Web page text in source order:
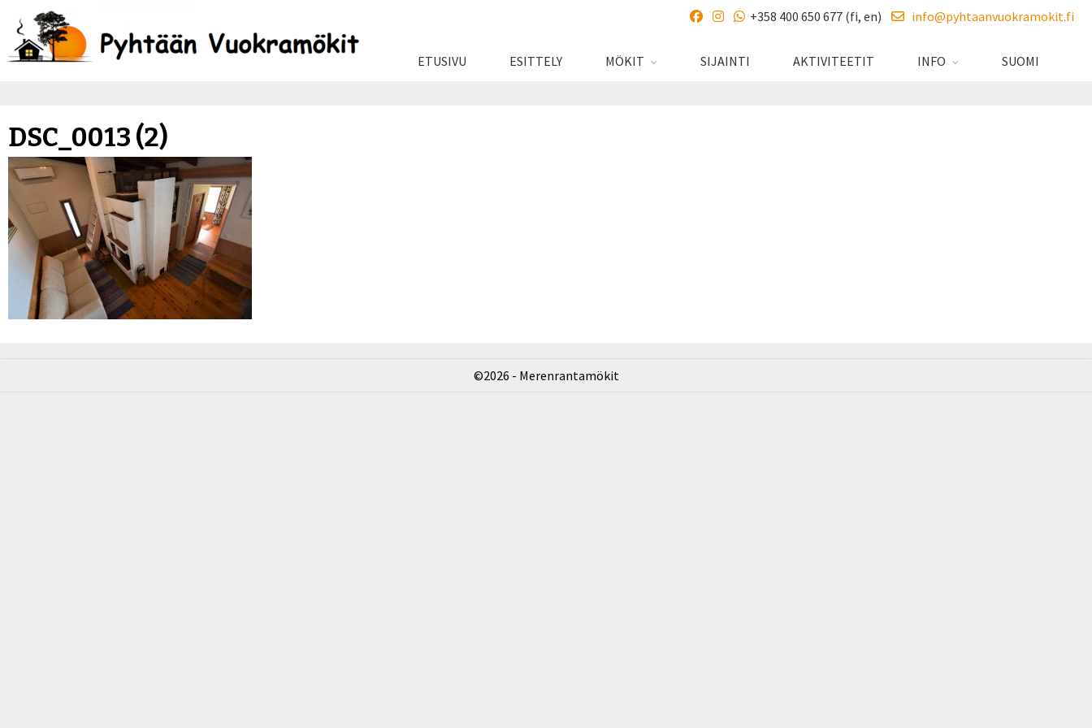
+358 400 650 677 (fi, en) info@pyhtaanvuokramokit.fi
ETUSIVU ESITTELY MÖKIT SIJAINTI AKTIVITEETIT INFO SUOMI
DSC_0013 (2)
©2026 - Merenrantamökit